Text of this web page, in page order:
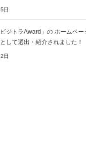
日
ジトラAward」の ホームペー
して選出・紹介されました！
日